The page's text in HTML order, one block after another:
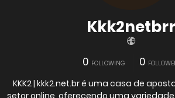
Kkk2netbrr
0 FOLLOWING 0
KKK2 | kkk2.net.br é uma casa de
setor online, oferecendo uma